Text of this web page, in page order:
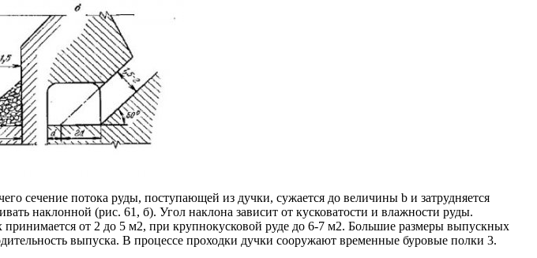
сечение потока руды, поступающей из дучки, сужается до величины b и затрудняется
наклонной (рис. 61, б). Угол наклона зависит от кусковатости и влажности руды.
от 2 до 5 м2, при крупнокусковой руде до 6-7 м2. Большие размеры выпускных
выпуска. В процессе проходки дучки сооружают временные буровые полки 3.